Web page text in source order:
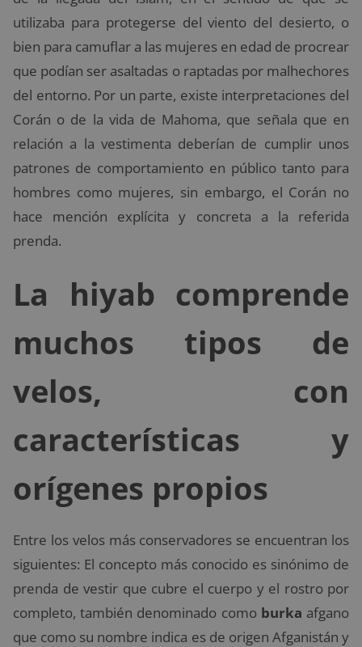
utilizaba para protegerse del viento del desierto, o
bien para camuflar a las mujeres en edad de procrear
que podían ser asaltadas o raptadas por malhechores
del entorno. Por un parte, existe interpretaciones del
Corán o de la vida de Mahoma, que señala que en
relación a la vestimenta deberían de cumplir unos
patrones de comportamiento en público tanto para
hombres como mujeres, sin embargo, el Corán no
hace mención explícita y concreta a la referida
prenda.
La hiyab comprende
muchos tipos de
velos, con
características y
orígenes propios
Entre los velos más conservadores se encuentran los
siguientes: El concepto más conocido es sinónimo de
prenda de vestir que cubre el cuerpo y el rostro por
completo, también denominado como burka afgano
que como su nombre indica es de origen Afganistán y